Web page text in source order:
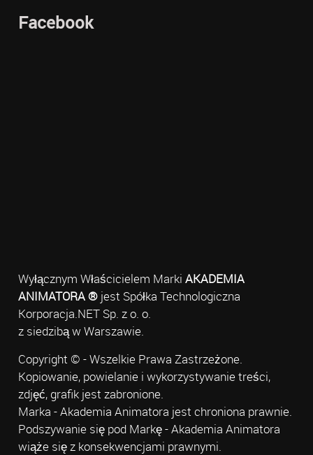
Facebook
Wyłącznym Właścicielem Marki AKADEMIA
ANIMATORA ®jest Spółka Technologiczna
Korporacja.NET Sp. z o. o.
z siedzibą w Warszawie.
Copyright © - Wszelkie Prawa Zastrzeżone.
Kopiowanie, powielanie i wykorzystywanie treści,
zdjęć, grafik jest zabronione.
Marka - Akademia Animatora jest chroniona prawnie.
Podszywanie się pod Markę - Akademia Animatora
wiąże się z konsekwencjami prawnymi.